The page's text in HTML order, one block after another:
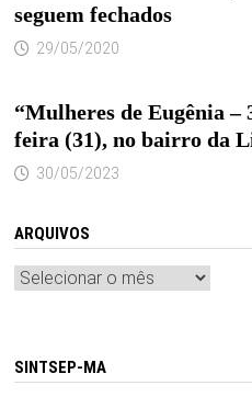
seguem fechados
29/05/2020
“Mulheres de Eugênia –
feira (31), no bairro da
30/05/2023
ARQUIVOS
Arquivos
SINTSEP-MA